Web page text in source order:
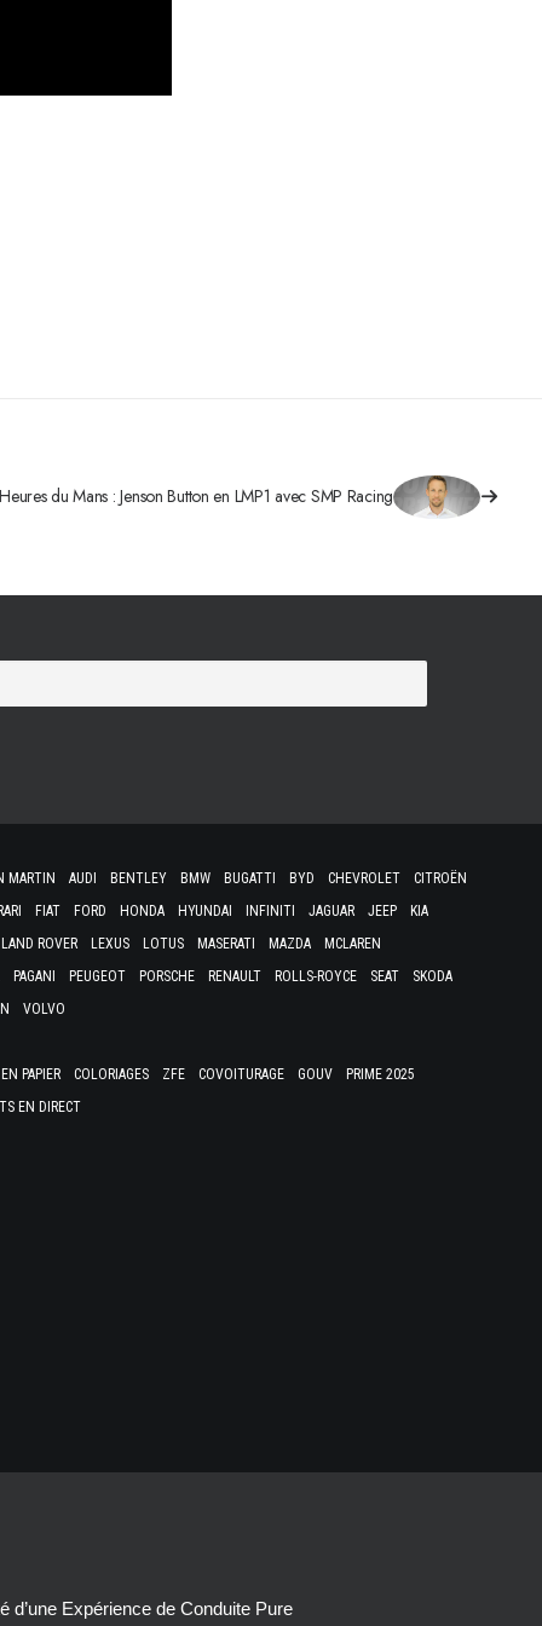
du Mans : Jenson Button en LMP1 avec SMP Racing
MARTIN AUDI BENTLEY BMW BUGATTI BYD CHEVROLET
CITROËN
FIAT FORD HONDA HYUNDAI INFINITI JAGUAR JEEP
KIA
LAND ROVER LEXUS LOTUS MASERATI MAZDA
MCLAREN
PAGANI PEUGEOT PORSCHE RENAULT ROLLS-ROYCE SEAT
SKODA
VOLVO
PAPIER COLORIAGES ZFE COVOITURAGE GOUV
PRIME 2025
EN DIRECT
d’une Expérience de Conduite Pure